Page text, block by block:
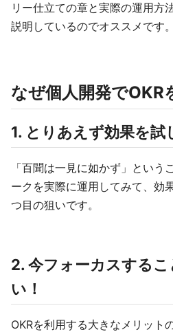
リー仕立ての章と実際の運用方
説明しているのでオススメです。
なぜ個人開発でOKR
1. とりあえず効果を試
「百聞は一見に如かず」という
ークを実際に運用してみて、効
つ目の狙いです。
2. 今フォーカスする
い！
OKRを利用する大きなメリット